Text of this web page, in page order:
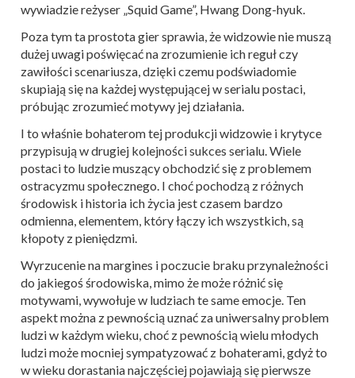
wywiadzie reżyser „Squid Game”, Hwang Dong-hyuk.
Poza tym ta prostota gier sprawia, że widzowie nie muszą
dużej uwagi poświęcać na zrozumienie ich reguł czy
zawiłości scenariusza, dzięki czemu podświadomie
skupiają się na każdej występującej w serialu postaci,
próbując zrozumieć motywy jej działania.
I to właśnie bohaterom tej produkcji widzowie i krytyce
przypisują w drugiej kolejności sukces serialu. Wiele
postaci to ludzie muszący obchodzić się z problemem
ostracyzmu społecznego. I choć pochodzą z różnych
środowisk i historia ich życia jest czasem bardzo
odmienna, elementem, który łączy ich wszystkich, są
kłopoty z pieniędzmi.
Wyrzucenie na margines i poczucie braku przynależności
do jakiegoś środowiska, mimo że może różnić się
motywami, wywołuje w ludziach te same emocje. Ten
aspekt można z pewnością uznać za uniwersalny problem
ludzi w każdym wieku, choć z pewnością wielu młodych
ludzi może mocniej sympatyzować z bohaterami, gdyż to
w wieku dorastania najczęściej pojawiają się pierwsze